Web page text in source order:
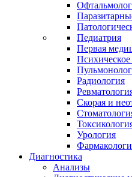
Педиатрия
Первая
Психическое
Радиология
Скорая и
Урология
Диагностика
Анализы